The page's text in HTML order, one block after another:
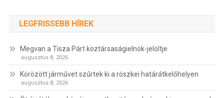
LEGFRISSEBB HÍREK
Megvan a Tisza Párt köztársaságielnök-jelöltje
augusztus 8, 2026
Körözött járművet szűrtek ki a röszkei határátkelőhelyen
augusztus 8, 2026